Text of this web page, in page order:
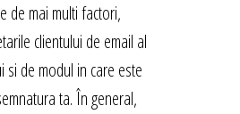
de mai multi factori,
clientului de email al
si de modul in care este
ta. În general,